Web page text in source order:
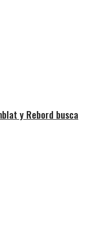
y Rebord busca